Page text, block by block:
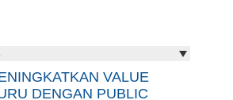
VALUE
DENGAN PUBLIC